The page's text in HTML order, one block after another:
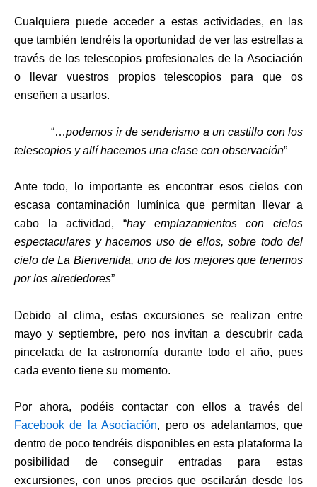
Cualquiera puede acceder a estas actividades, en las
que también tendréis la oportunidad de ver las estrellas a
través de los telescopios profesionales de la Asociación
o llevar vuestros propios telescopios para que os
enseñen a usarlos.
“…podemos ir de senderismo a un castillo con los
telescopios y allí hacemos una clase con observación”
Ante todo, lo importante es encontrar esos cielos con
escasa contaminación lumínica que permitan llevar a
cabo la actividad, “hay emplazamientos con cielos
espectaculares y hacemos uso de ellos, sobre todo del
cielo de La Bienvenida, uno de los mejores que tenemos
por los alrededores”
Debido al clima, estas excursiones se realizan entre
mayo y septiembre, pero nos invitan a descubrir cada
pincelada de la astronomía durante todo el año, pues
cada evento tiene su momento.
Por ahora, podéis contactar con ellos a través del
Facebook de la Asociación, pero os adelantamos, que
dentro de poco tendréis disponibles en esta plataforma la
posibilidad de conseguir entradas para estas
excursiones, con unos precios que oscilarán desde los